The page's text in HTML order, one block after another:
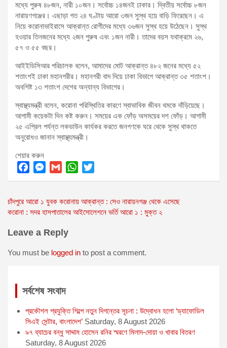
মধ্যে পুরুষ ৪৮জন, নারী ১০জন। সর্বোচ্চ ১৪জনই ঢাকার। দ্বিতীয় সর্বোচ্চ ৮জন
নারায়ণগঞ্জের। এছাড়া গত ২৪ ঘণ্টায় আরো ৩জন সুস্থ হয়ে বাড়ি ফিরেছেন। এ
নিয়ে করোনাভাইরাসে আক্রান্ত রোগীদের মধ্যে ৩৬জন সুস্থ হয়ে উঠেছেন। সুস্থ
হওয়ার তিনজনের মধ্যে ২জন পুরুষ এবং ১জন নারী। তাদের বয়স যথাক্রমে ২৬,
৫৭ ও ৫৫ বছর।
আইইডিসিআর পরিচালক বলেন, আমাদের মোট আক্রান্ত ৪৮২ জনের মধ্যে ৫২
শতাংশই ঢাকা মহানগরীর। মহানগরী বাদ দিয়ে ঢাকা বিভাগে আক্রান্ত ৩৫ শতাংশ।
অবশিষ্ট ১৩ শতাংশ দেশের অন্যান্য বিভাগের।
স্বাস্থ্যমন্ত্রী বলেন, করোনা পরিস্থিতির কারণে স্বাভাবিক জীবন থমকে দাঁড়িয়েছে।
আগামী কয়েকটা দিন কষ্ট করুন। সময়ের এক ফোঁড় অসময়ের দশ ফোঁড়। আগামী
২৫ এপ্রিল পর্যন্ত লকডাউন কার্যকর করতে জনগণকে ঘরে থেকে সুস্থ থাকতে
অনুরোধও জানান স্বাস্থ্যমন্ত্রী।
শেয়ার করুন
F
c
e
o
M
s
s
g
G
a
i
W
a
t
A
p
T
i
t
r
Post
navigation
চাঁদপুরে আরো ১ যুবক করোনায় আক্রান্ত : সেও নারায়নগঞ্জ থেকে এসেছে
করোনা : সদর হাসপাতালের আইসোলেশনে ভর্তি আরো ১ : মুক্ত ২
Leave a Reply
You must be logged in to post a comment.
সর্বশেষ সংবাদ
প্রকৌশল প্রযুক্তি শিল্পে নতুন দিগন্তের সূচনা : উদ্বোধন হলো ‘ড্যাফোডিল
সিএই সেন্টার, বাংলাদেশ’ Saturday, 8 August 2026
৯৭ ব্যাচের বন্ধু সাদ্দাম হোসেন রনির স্মরণে মিলাদ-দোয়া ও খাবার বিতরণ
Saturday, 8 August 2026